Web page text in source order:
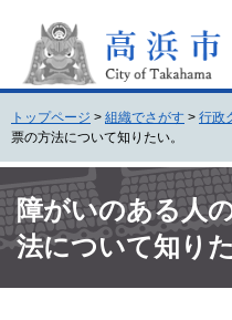
頭
。
飛
て
本
文
トップページ > 組織でさがす > 行政
票の方法について知りたい。
文 障がいのある人
法について知りた